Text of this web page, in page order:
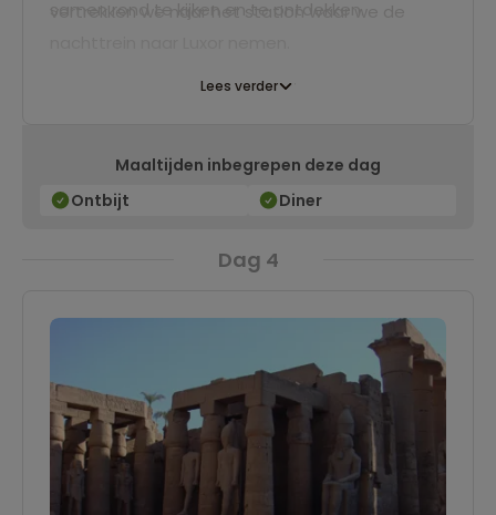
Lees verder
Maaltijden inbegrepen deze dag
Ontbijt
Diner
Dag 4